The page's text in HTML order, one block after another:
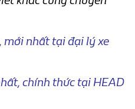
mới nhất tại đại lý xe
chính thức tại HEAD